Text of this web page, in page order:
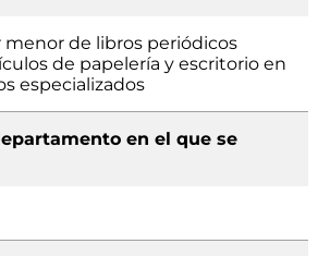
menor de libros periódicos
de papelería y escritorio en
especializados
en el que se